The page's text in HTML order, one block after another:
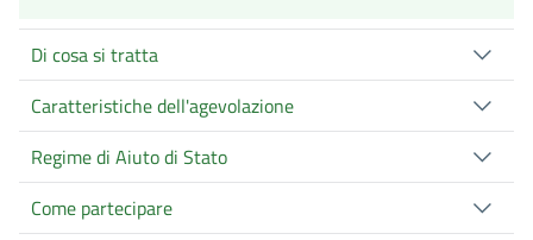
Di cosa si tratta
Caratteristiche dell'agevolazione
Regime di Aiuto di Stato
Come partecipare